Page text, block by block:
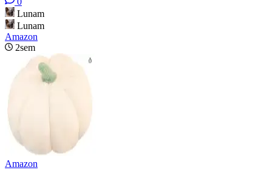
Lunam
Lunam
Amazon
2sem
Amazon